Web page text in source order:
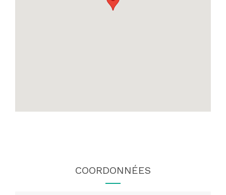
COORDONNÉES